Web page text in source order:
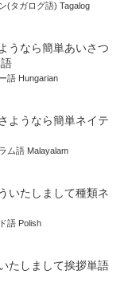
(タガログ語) Tagalog
うなら簡単あいさつ
語 Hungarian
ようなら簡単ネイテ
ム語 Malayalam
いたしまして種類ネ
語 Polish
たしまして挨拶単語